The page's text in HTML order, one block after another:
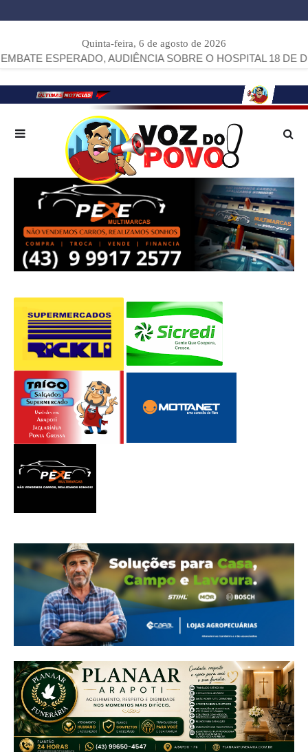
Quinta-feira, 6 de agosto de 2026
AUDIÊNCIA SOBRE O HOSPITAL 18 DE